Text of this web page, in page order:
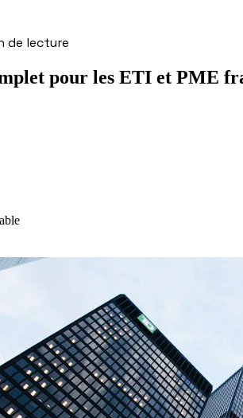
de lecture
pour les ETI et PME